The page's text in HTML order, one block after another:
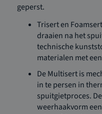
geperst.
Trisert en
draaien na het
technische
materialen met
De Multisert is
in te persen in
spuitgietproces.
weerhaakvorm